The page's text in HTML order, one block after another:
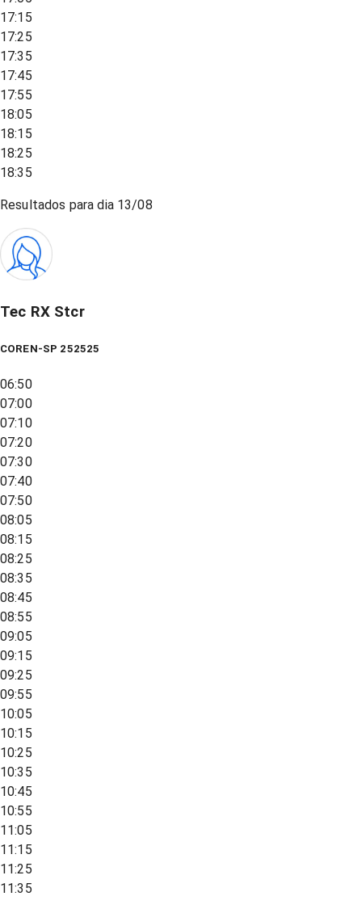
17:15
17:25
17:35
17:45
17:55
18:05
18:15
18:25
18:35
Resultados para dia 13/08
Tec RX Stcr
COREN-SP 252525
06:50
07:00
07:10
07:20
07:30
07:40
07:50
08:05
08:15
08:25
08:35
08:45
08:55
09:05
09:15
09:25
09:55
10:05
10:15
10:25
10:35
10:45
10:55
11:05
11:15
11:25
11:35